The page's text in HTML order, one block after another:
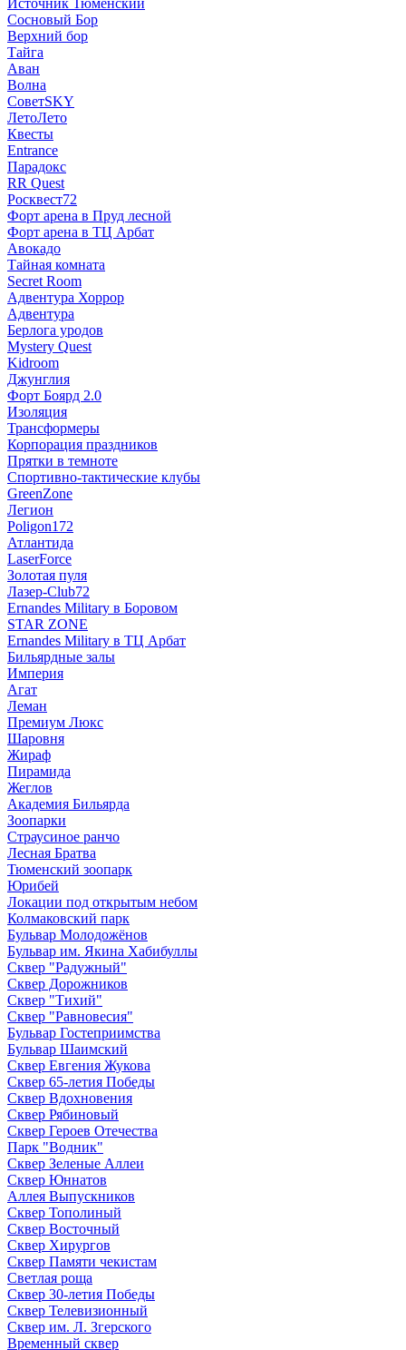
Источник Тюменский
Сосновый Бор
Верхний бор
Тайга
Аван
Волна
СоветSKY
ЛетоЛето
Квесты
Entrance
Парадокс
RR Quest
Росквест72
Форт арена в Пруд лесной
Форт арена в ТЦ Арбат
Авокадо
Тайная комната
Secret Room
Адвентура Хоррор
Адвентура
Берлога уродов
Mystery Quest
Kidroom
Джунглия
Форт Боярд 2.0
Изоляция
Трансформеры
Корпорация праздников
Прятки в темноте
Спортивно-тактические клубы
GreenZone
Легион
Poligon172
Атлантида
LaserForce
Золотая пуля
Лазер-Club72
Ernandes Military в Боровом
STAR ZONE
Ernandes Military в ТЦ Арбат
Бильярдные залы
Империя
Агат
Леман
Премиум Люкс
Шаровня
Жираф
Пирамида
Жеглов
Академия Бильярда
Зоопарки
Страусиное ранчо
Лесная Братва
Тюменский зоопарк
Юрибей
Локации под открытым небом
Колмаковский парк
Бульвар Молодожёнов
Бульвар им. Якина Хабибуллы
Сквер "Радужный"
Сквер Дорожников
Сквер "Тихий"
Cквер "Равновесия"
Бульвар Гостеприимства
Бульвар Шаимский
Сквер Евгения Жукова
Сквер 65-летия Победы
Сквер Вдохновения
Сквер Рябиновый
Сквер Героев Отечества
Парк "Водник"
Сквер Зеленые Аллеи
Сквер Юннатов
Аллея Выпускников
Сквер Тополиный
Сквер Восточный
Сквер Хирургов
Сквер Памяти чекистам
Светлая роща
Сквер 30-летия Победы
Сквер Телевизионный
Сквер им. Л. Згерского
Временный сквер